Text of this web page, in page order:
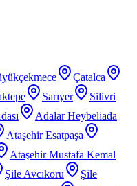
Çatalca
Sarıyer
Silivri
Adalar Heybeliada
Ataşehir Esatpaşa
Ataşehir Mustafa Kemal
Şile Avcıkoru
Şile